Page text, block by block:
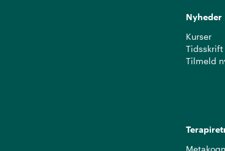
Nyheder
Kurser
Tidsskrift
Tilmeld